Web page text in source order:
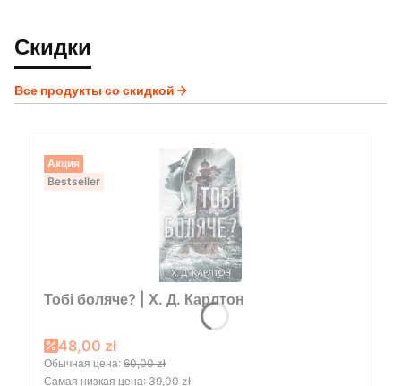
Скидки
Все продукты со скидкой
Акция
Bestseller
Тобі боляче? | Х. Д. Карлтон
Promotional price
48,00 zł
Обычная цена: 60,00 zł
Самая низкая цена: 39,00 zł